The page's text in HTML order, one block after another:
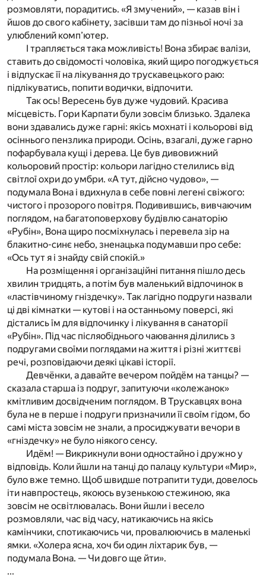
розмовляти, порадитись. «Я змучений», — казав він і
йшов до свого кабінету, засівши там до пізньої ночі за
улюблений комп’ютер.
І трапляється така можливість! Вона збирає валізи,
ставить до свідомості чоловіка, який щиро погоджується
і відпускає її на лікування до трускавецького раю:
підлікуватись, попити водички, відпочити.
Так ось! Вересень був дуже чудовий. Красива
місцевість. Гори Карпати були зовсім близько. Здалека
вони здавались дуже гарні: якісь мохнаті і кольорові від
осіннього пензлика природи. Осінь, взагалі, дуже гарно
пофарбувала кущі і дерева. Це був дивовижний
кольоровий простір: кольори лагідно стелились від
світлої охри до умбри. «А тут, дійсно чудово», —
подумала Вона і вдихнула в себе повні легені свіжого:
чистого і прозорого повітря. Подивившись, вивчаючим
поглядом, на багатоповерхову будівлю санаторію
«Рубін», Вона щиро посміхнулась і перевела зір на
блакитно-синє небо, зненацька подумавши про себе:
«Ось тут я і знайду свій спокій.»
На розміщення і організаційні питання пішло десь
хвилин тридцять, а потім був маленький відпочинок в
«ластівчиному гніздечку». Так лагідно подруги назвали
ці дві кімнатки — кутові і на останньому поверсі, які
дістались їм для відпочинку і лікування в санаторії
«Рубін». Під час післяобіднього чаювання ділились з
подругами своїми поглядами на життя і різні життєві
речі, розповідаючи деякі цікаві історії.
Девчёнки, а давайте вечером пойдём на танцы? —
сказала старша із подруг, запитуючи «колежанок»
кмітливим досвідченим поглядом. В Трускавцях вона
була не в перше і подруги призначили її своїм гідом, бо
самі міста зовсім не знали, а просиджувати вечори в
«гніздечку» не було ніякого сенсу.
Идём! — Викрикнули вони одностайно і дружно у
відповідь. Коли йшли на танці до палацу культури «Мир»,
було вже темно. Щоб швидше потрапити туди, довелось
іти навпростець, якоюсь вузенькою стежиною, яка
зовсім не освітлювалась. Вони йшли і весело
розмовляли, час від часу, натикаючись на якісь
камінчики, спотикаючись чи, провалюючись в маленькі
ямки. «Холера ясна, хоч би один ліхтарик був, —
подумала Вона. — Чи довго ще йти».
...